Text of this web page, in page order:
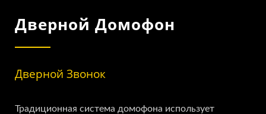
Дверной Домофон
Дверной Звонок
Традиционная система домофона использует